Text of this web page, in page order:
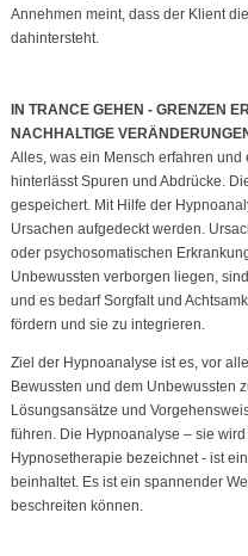
Annehmen meint, dass der Klient
dahintersteht.
IN TRANCE GEHEN - GRENZEN
NACHHALTIGE
Alles, was ein Mensch erfahren
hinterlässt Spuren und Abdrücke.
gespeichert. Mit Hilfe der
Ursachen aufgedeckt werden.
oder psychosomatischen
Unbewussten verborgen liegen,
und es bedarf Sorgfalt und
fördern und sie zu integrieren.
Ziel der Hypnoanalyse ist es, vor
Bewussten und dem Unbewussten
Lösungsansätze und
führen. Die Hypnoanalyse – sie
Hypnosetherapie bezeichnet - ist
beinhaltet. Es ist ein spannender
beschreiten können.